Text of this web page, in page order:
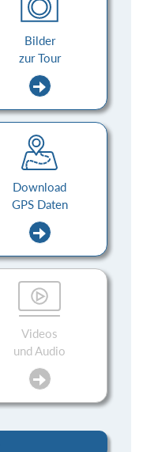
Bilder
zur Tour
Download
GPS Daten
Videos
und Audio